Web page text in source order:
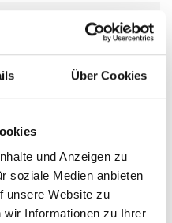
Über Cookies
und Anzeigen zu
soziale Medien anbieten
unsere Website zu
wir Informationen zu Ihrer
ist 5.
pro Karte